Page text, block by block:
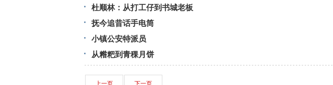
杜顺林：从打工仔到书城老板
抚今追昔话手电筒
小镇公安特派员
从糌粑到青稞月饼
上一页 下一页